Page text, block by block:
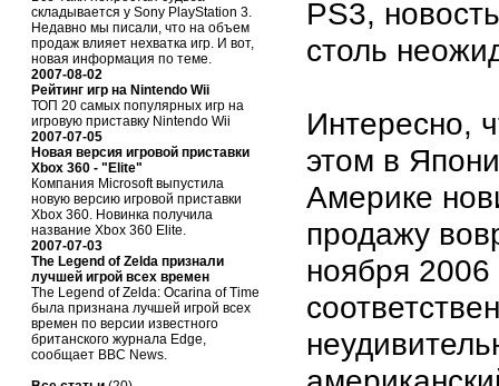
складывается у Sony PlayStation 3.
Недавно мы писали, что на объем
продаж влияет нехватка игр. И вот,
новая информация по теме.
2007-08-02
Рейтинг игр на Nintendo Wii
ТОП 20 самых популярных игр на
игровую приставку Nintendo Wii
2007-07-05
Новая версия игровой приставки
Xbox 360 - "Elite"
Компания Microsoft выпустила
новую версию игровой приставки
Xbox 360. Новинка получила
название Xbox 360 Elite.
2007-07-03
The Legend of Zelda признали
лучшей игрой всех времен
The Legend of Zelda: Ocarina of Time
была признана лучшей игрой всех
времен по версии известного
британского журнала Edge,
сообщает BBC News.
PS3,
столь
Интересно,
этом в
Америке
продажу
ноября 2006